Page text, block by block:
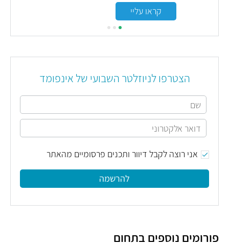
קראו עליי
הצטרפו לניוזלטר השבועי של אינפומד
אני רוצה לקבל דיוור ותכנים פרסומיים מהאתר
להרשמה
פורומים נוספים בתחום